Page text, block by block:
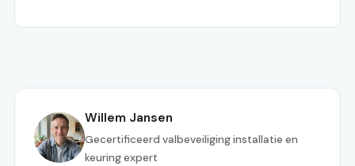
Willem Jansen
Gecertificeerd valbeveiliging installatie en
keuring expert